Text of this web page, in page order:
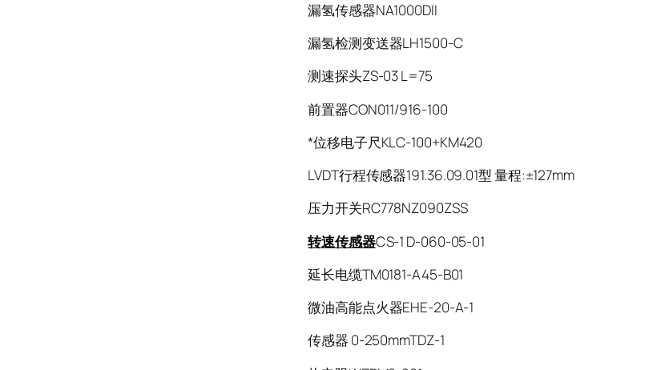
漏氢传感器NA1000DII
漏氢检测变送器LH1500-C
测速探头ZS-03 L=75
前置器CON011/916-100
*位移电子尺KLC-100+KM420
LVDT行程传感器191.36.09.01型 量程:±127mm
压力开关RC778NZ090ZSS
转速传感器CS-1 D-060-05-01
延长电缆TM0181-A45-B01
微油高能点火器EHE-20-A-1
传感器 0-250mmTDZ-1